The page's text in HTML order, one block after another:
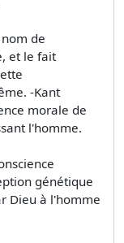
de
et le fait
-Kant
morale de
l'homme.
génétique
Dieu à l'homme